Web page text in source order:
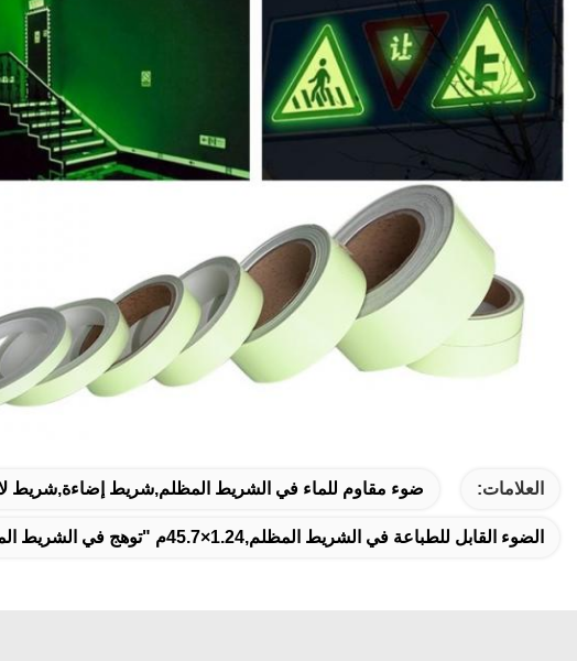
العلامات: ضوء مقاوم للماء في الشريط المظلم,شريط إضاءة,شريط
الضوء القابل للطباعة في الشريط المظلم,1.24×45.7م "توهج في الشريط المظلم",يضيء في الشريط المضيء المظلم